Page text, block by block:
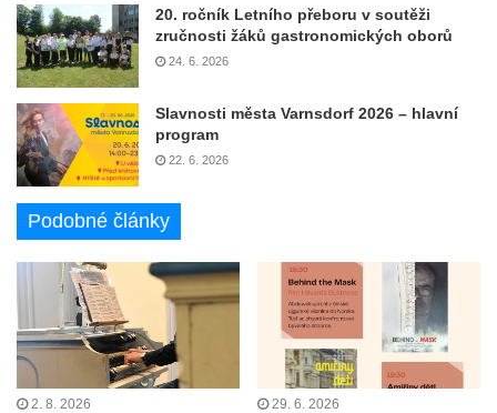
20. ročník Letního přeboru v soutěži
zručnosti žáků gastronomických oborů
24. 6. 2026
Slavnosti města Varnsdorf 2026 – hlavní
program
22. 6. 2026
Podobné články
2. 8. 2026 29. 6. 2026